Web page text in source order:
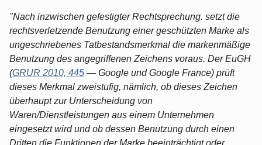
"Nach inzwischen gefestigter Rechtsprechung. setzt die
rechtsverletzende Benutzung einer geschützten Mar­ke als
ungeschriebenes Tatbestandsmerkmal die markenmäßige
Benutzung des angegriffenen Zeichens voraus. Der EuGH
(GRUR 2010, 445 — Google und Google France) prüft
dieses Merk­mal zweistufig, nämlich, ob dieses Zeichen
überhaupt zur Unterscheidung von
Waren/Dienstleistungen aus einem Unternehmen
eingesetzt wird und ob dessen Benutzung durch einen
Dritten die Funktionen der Marke beeinträchtigt oder